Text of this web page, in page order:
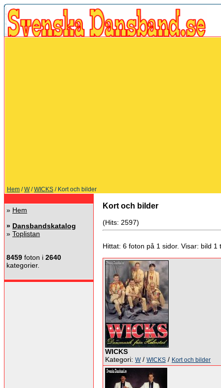
Hem /W/WICKS / Kort och bilder
» Hem
» Dansbandskatalog
» Toplistan
8459 foton i 2640
kategorier.
Kort och bilder
(Hits: 2597)
Hittat: 6 foton på 1 sidor. Visar: bild 1
WICKS
Kategori: W/ WICKS / Kort och bilder